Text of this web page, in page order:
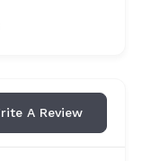
A Review